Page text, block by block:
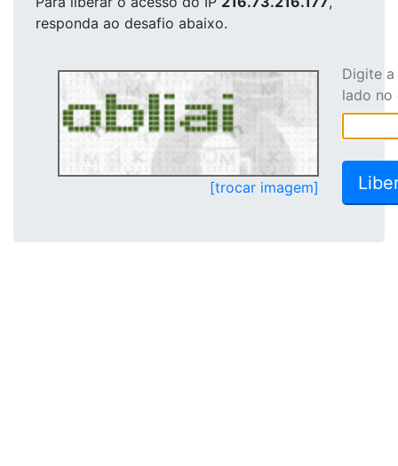
responda ao desafio abaixo.
[trocar imagem]
Digite
lado no